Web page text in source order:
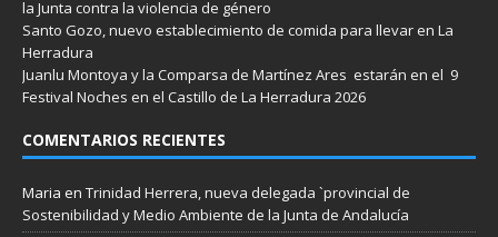
la Junta contra la violencia de género
Santo Gozo, nuevo establecimiento de comida para llevar en La
Herradura
Juanlu Montoya y la Comparsa de Martínez Ares estarán en el 9
Festival Noches en el Castillo de La Herradura 2026
COMENTARIOS RECIENTES
Maria en Trinidad Herrera, nueva delegada `provincial de
Sostenibilidad y Medio Ambiente de la Junta de Andalucía